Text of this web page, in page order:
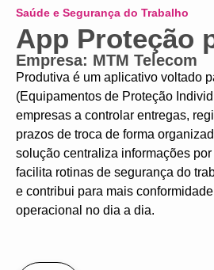
Saúde e Segurança do Trabalho
App Proteção
Empresa: MTM Telecom
Produtiva é um aplicativo voltado
(Equipamentos de Proteção
empresas a controlar entregas,
prazos de troca de forma
solução centraliza informações
facilita rotinas de segurança do
e contribui para mais
operacional no dia a dia.